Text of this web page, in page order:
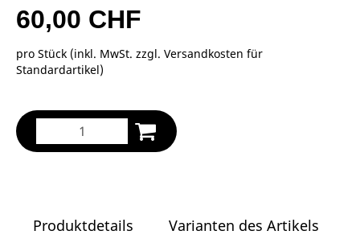
60,00 CHF
pro Stück (inkl. MwSt. zzgl. Versandkosten für
Standardartikel)
Produktdetails
Varianten des Artikels